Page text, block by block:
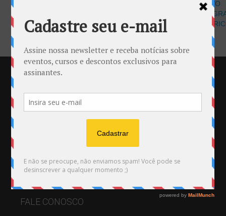
Curitiba – Correspondências e Visitas:
Telefone / WhatsAPP (41) 3372-7038 | 9 9957-1169
faleconosco@gnose.org.br
Endereço: Rua José Tomasi, 824 – Santa Felicidade –
Curitiba
Veja como chegar: Clique Aqui
FALE CONOSCO